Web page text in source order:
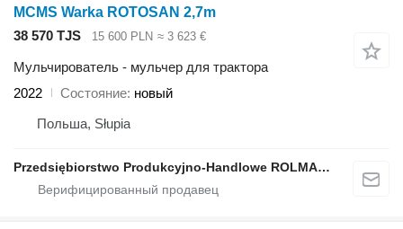
MCMS Warka ROTOSAN 2,7m
38 570 TJS
15 600 PLN ≈ 3 623 €
Мульчирователь - мульчер для трактора
2022
Состояние новый
Польша, Słupia
Przedsiębiorstwo Produkcyjno-Handlowe ROLMAPOL Marcin Dziekan